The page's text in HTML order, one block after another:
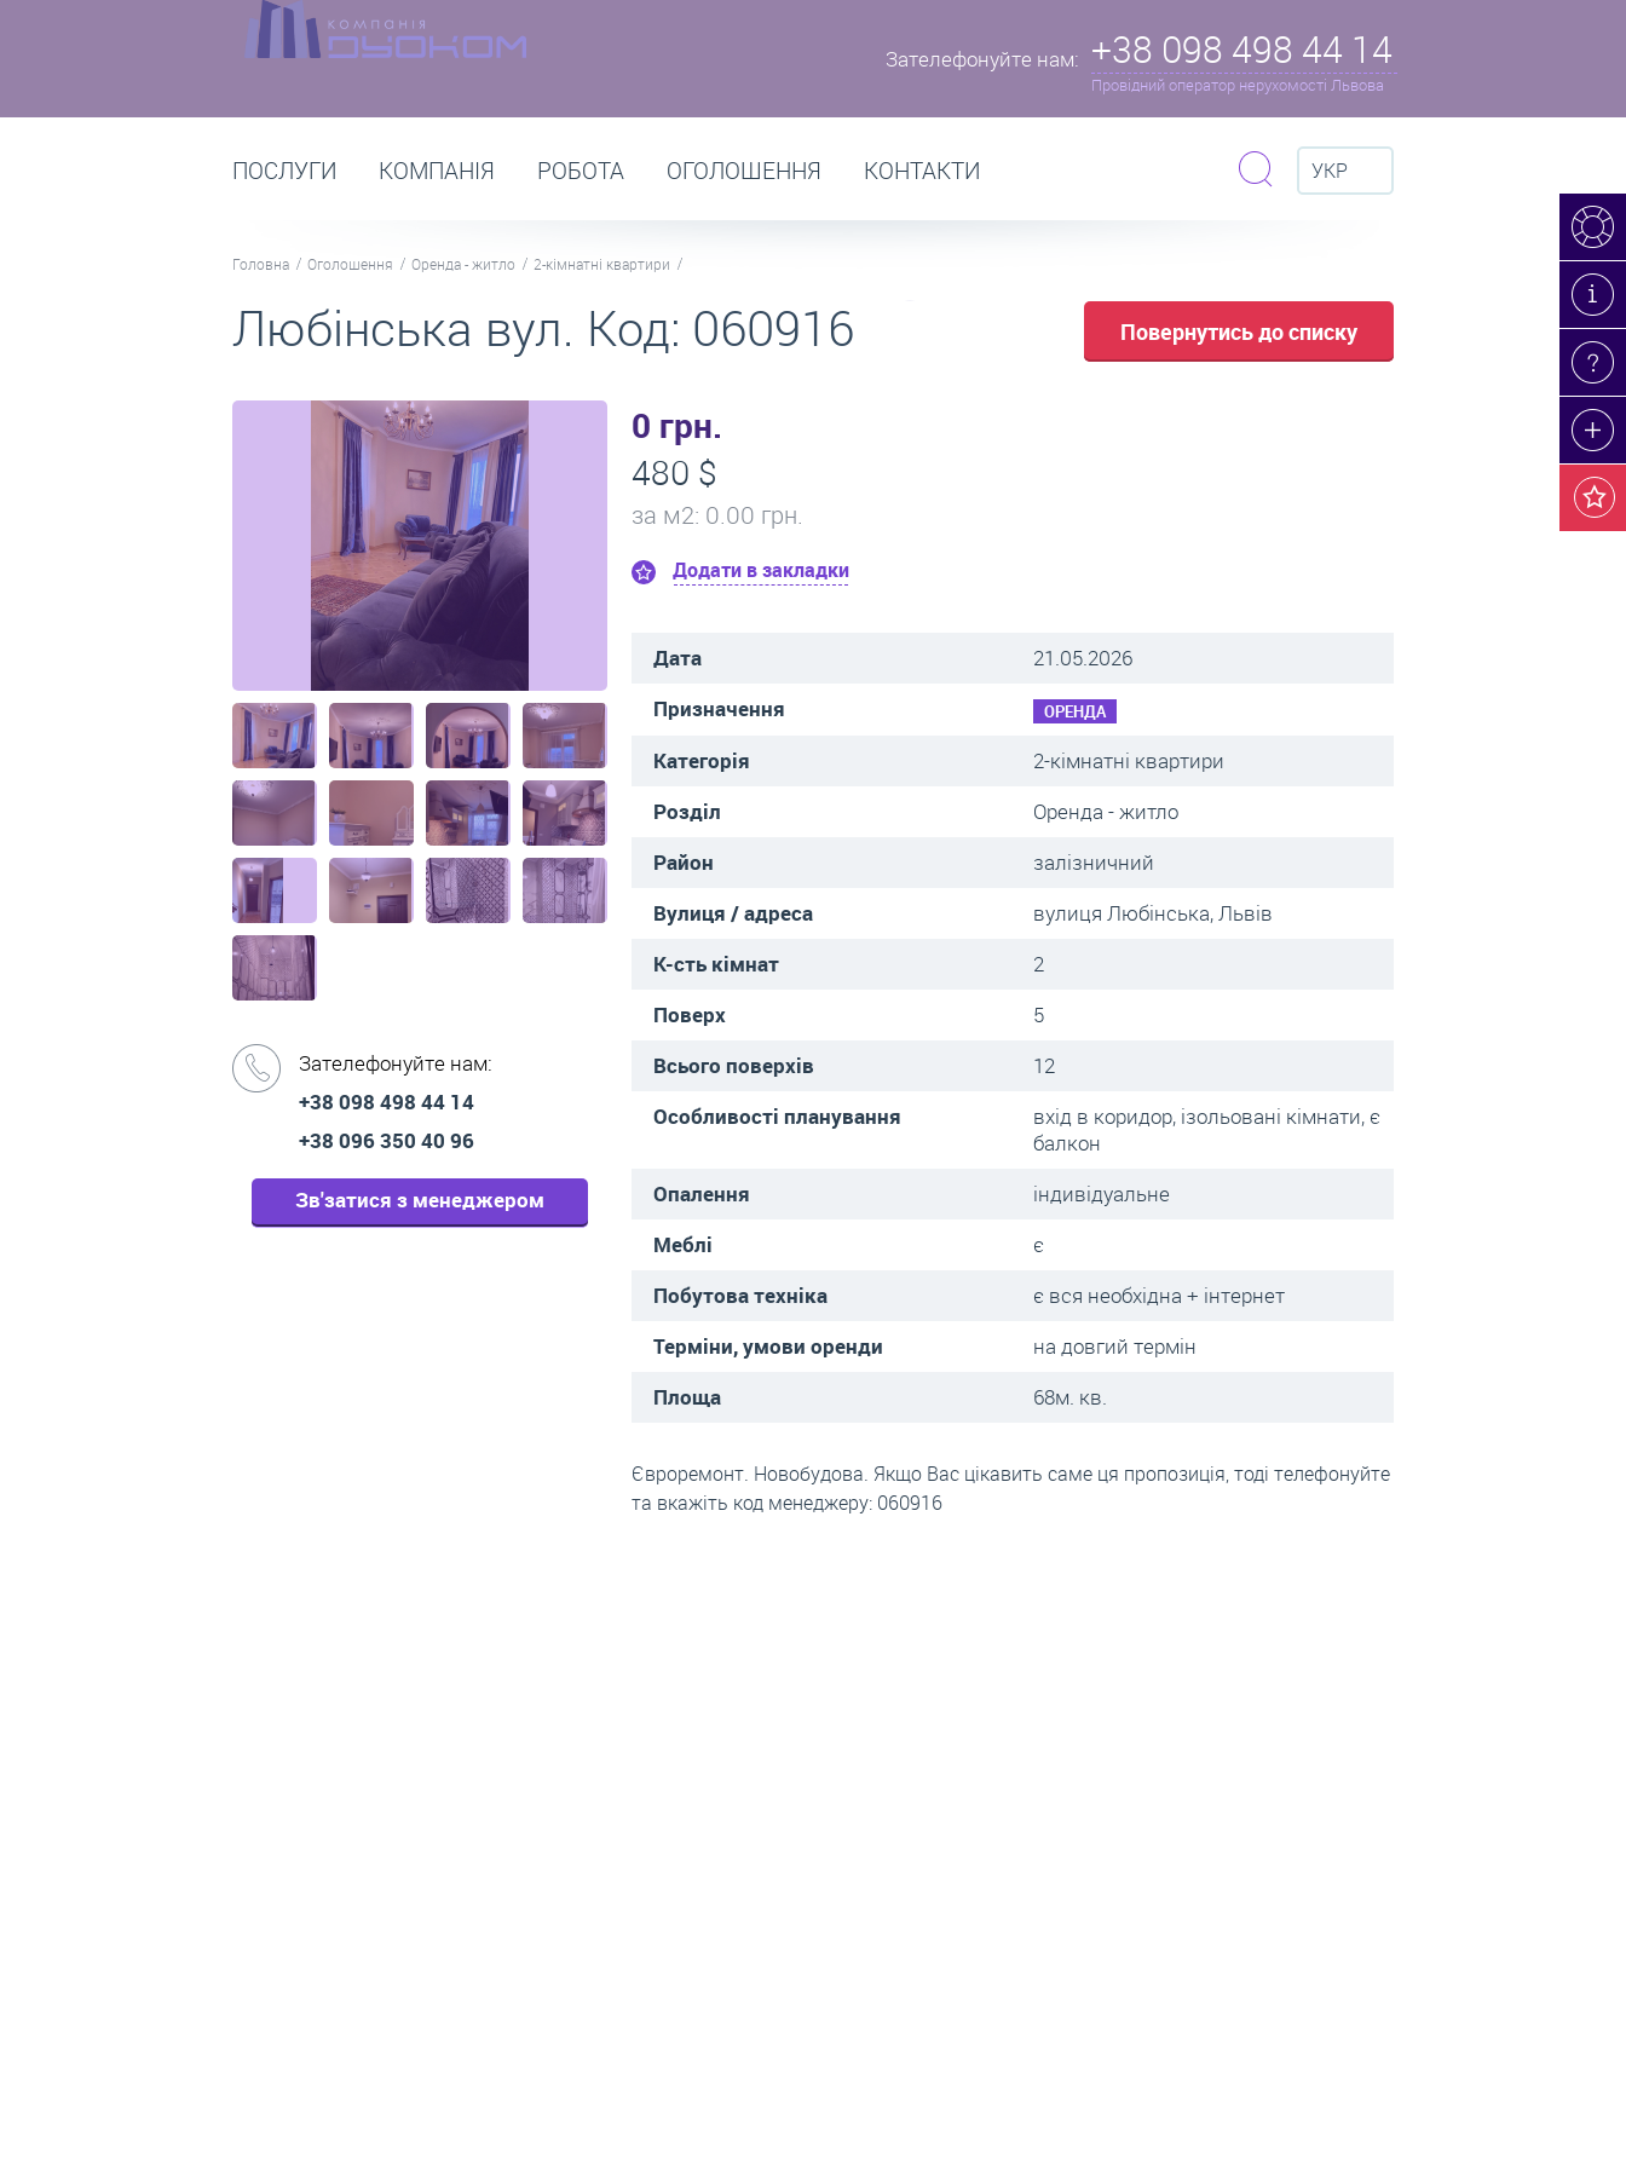
Зателефонуйте нам: +38 098 498 44 14
Провідний оператор нерухомості Львова
ПОСЛУГИ КОМПАНІЯ РОБОТА ОГОЛОШЕННЯ КОНТАКТИ УКР
Головна Оголошення Оренда - житло 2-кімнатні квартири
Любінська вул. Код: 060916 Повернутись до списку
0 грн.
480 $
за м2: 0.00 грн.
Додати в закладки
Дата
21.05.2026
Призначення
ОРЕНДА
Категорія
2-кімнатні квартири
Розділ
Оренда - житло
Район
залізничний
Вулиця / адреса
вулиця Любінська, Львів
К-сть кімнат
2
Поверх
5
Всього поверхів
12
Особливості планування
вхід в коридор, ізольовані кімнати, є
балкон
Опалення
індивідуальне
Меблі
є
Побутова техніка
є вся необхідна + інтернет
Терміни, умови оренди
на довгий термін
Площа
68м. кв.
Євроремонт. Новобудова. Якщо Вас цікавить саме ця пропозиція, тоді телефонуйте
та вкажіть код менеджеру: 060916
Зателефонуйте нам:
+38 098 498 44 14
+38 096 350 40 96
Зв'затися з менеджером